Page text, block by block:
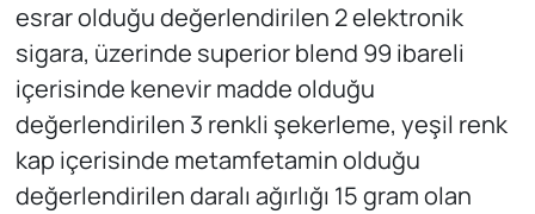
esrar olduğu değerlendirilen 2 elektronik
sigara, üzerinde superior blend 99 ibareli
içerisinde kenevir madde olduğu
değerlendirilen 3 renkli şekerleme, yeşil renk
kap içerisinde metamfetamin olduğu
değerlendirilen daralı ağırlığı 15 gram olan